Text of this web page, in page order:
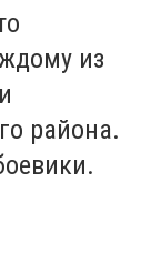
из
района.